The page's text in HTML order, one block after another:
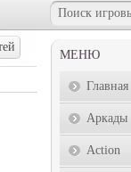
МЕНЮ
Главная
Аркады
Action